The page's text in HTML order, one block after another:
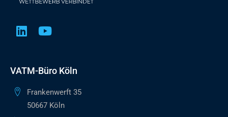
VATM-Büro Köln
Frankenwerft 35
50667 Köln